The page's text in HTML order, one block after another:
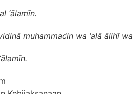
‘ālamīn.
muhammadin wa ‘alā ālihī